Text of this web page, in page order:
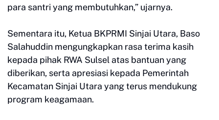
para santri yang membutuhkan,” ujarnya.
Sementara itu, Ketua BKPRMI Sinjai Utara, Baso
Salahuddin mengungkapkan rasa terima kasih
kepada pihak RWA Sulsel atas bantuan yang
diberikan, serta apresiasi kepada Pemerintah
Kecamatan Sinjai Utara yang terus mendukung
program keagamaan.